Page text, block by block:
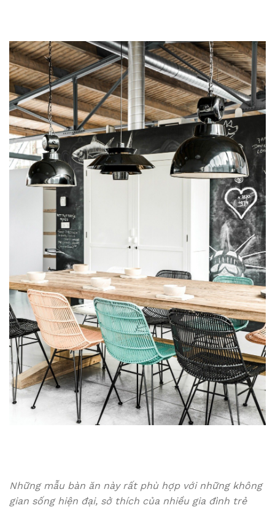
Những mẫu bàn ăn này rất phù hợp với những không
gian sống hiện đại, sở thích của nhiều gia đình trẻ